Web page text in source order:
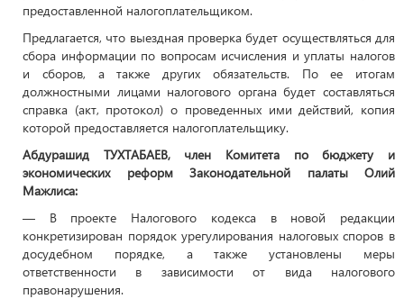
предоставленной налогоплательщиком.
Предлагается, что выездная проверка будет осуществляться для
сбора информации по вопросам исчисления и уплаты налогов
и сборов, а также других обязательств. По ее итогам
должностными лицами налогового органа будет составляться
справка (акт, протокол) о проведенных ими действий, копия
которой предоставляется налогоплательщику.
Абдурашид ТУХТАБАЕВ, член Комитета по бюджету и
экономических реформ Законодательной палаты Олий
Мажлиса:
— В проекте Налогового кодекса в новой редакции
конкретизирован порядок урегулирования налоговых споров в
досудебном порядке, а также установлены меры
ответственности в зависимости от вида налогового
правонарушения.